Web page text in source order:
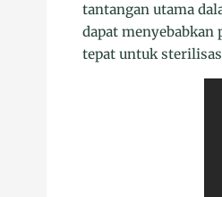
tantangan utama
dapat
tepat untuk